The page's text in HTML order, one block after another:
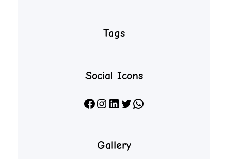
Tags
Social Icons
Facebook Instagram LinkedIn X WhatsApp
Gallery